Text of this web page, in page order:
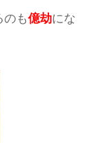
のも億劫にな